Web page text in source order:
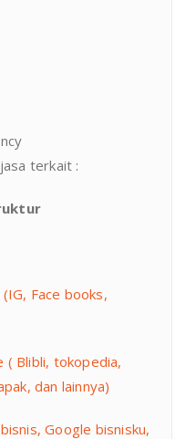
terkait :
Face books,
( Blibli, tokopedia,
dan lainnya)
Google bisnisku,